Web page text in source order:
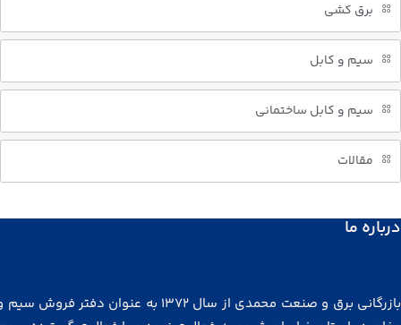
برق کشی
سیم و کابل
سیم و کابل ساختمانی
مقالات
درباره ما
بازرگانی برق و صنعت محمدی از سال ۱۳۷۲ به عنوان دفتر